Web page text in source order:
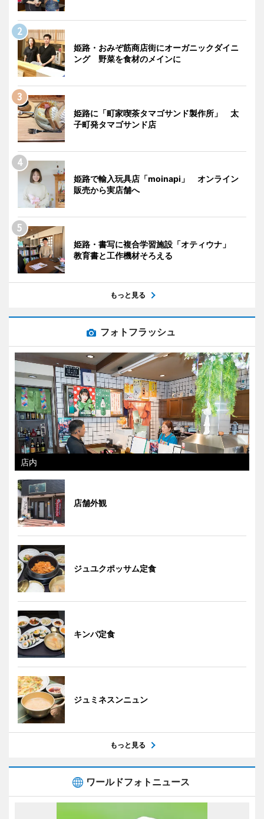
姫路・おみぞ筋商店街にオーガニックダイニ
ング 野菜を食材のメインに
姫路に「町家喫茶タマゴサンド製作所」 太
子町発タマゴサンド店
姫路で輸入玩具店「moinapi」 オンライン
販売から実店舗へ
姫路・書写に複合学習施設「オティウナ」
教育書と工作機材そろえる
もっと見る
フォトフラッシュ
店内
店舗外観
ジュユクポッサム定食
キンパ定食
ジュミネスンニュン
もっと見る
ワールドフォトニュース